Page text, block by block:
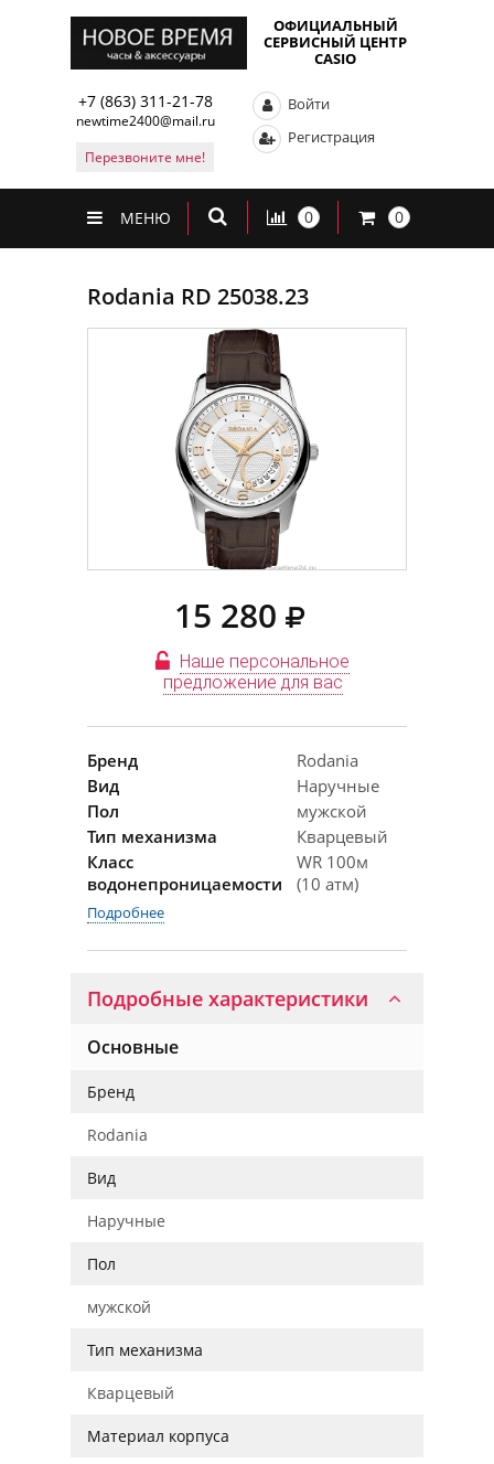
ОФИЦИАЛЬНЫЙ
СЕРВИСНЫЙ ЦЕНТР
CASIO
+7 (863) 311-21-78
newtime2400@mail.ru
Перезвоните мне!
Войти
Регистрация
МЕНЮ 0 0
Rodania RD 25038.23
15 280
Наше персональное
предложение для вас
Бренд
Rodania
Вид
Наручные
Пол
мужской
Тип механизма
Кварцевый
Класс
водонепроницаемости
WR 100м
(10 атм)
Подробнее
Подробные характеристики
Основные
Бренд
Rodania
Вид
Наручные
Пол
мужской
Тип механизма
Кварцевый
Материал корпуса